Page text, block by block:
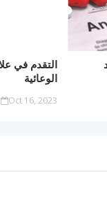
التقدم في
الوعائية
Oct 16, 2023